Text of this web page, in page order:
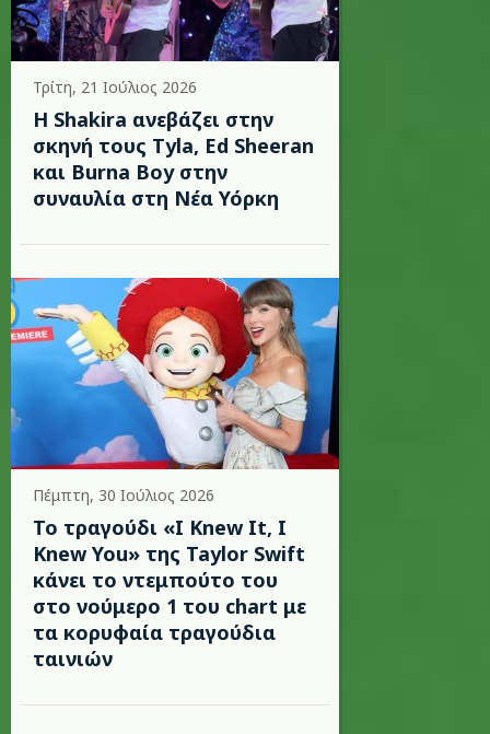
Τρίτη, 21 Ιούλιος 2026
Η Shakira ανεβάζει στην
σκηνή τους Tyla, Ed Sheeran
και Burna Boy στην
συναυλία στη Νέα Υόρκη
Πέμπτη, 30 Ιούλιος 2026
Το τραγούδι «I Knew It, I
Knew You» της Taylor Swift
κάνει το ντεμπούτο του
στο νούμερο 1 του chart με
τα κορυφαία τραγούδια
ταινιών